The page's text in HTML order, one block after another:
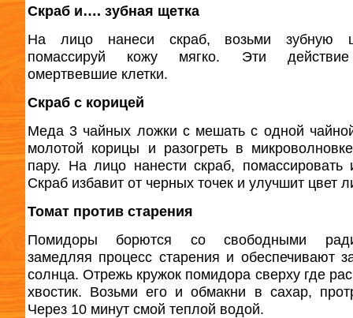
Скраб и…. зубная щетка
На лицо нанеси скраб, возьми зубную
помассируй кожу мягко. Эти
омертвевшие клетки.
Скраб с корицей
Меда 3 чайных ложки с мешать с одной
молотой корицы и разогреть в
пару. На лицо нанести скраб, помассировать
Скраб избавит от черных точек и улучшит цвет
Томат против старения
Помидоры борются со свободными
замедляя процесс старения и обеспечивают
солнца. Отрежь кружок помидора сверху где
хвостик. Возьми его и обмакни в сахар,
Через 10 минут смой теплой водой.